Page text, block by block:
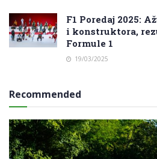
F1 Poredaj 2025:
i konstruktora,
Formule 1
19/03/2025
Recommended